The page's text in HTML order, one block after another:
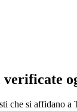
che si affidano a